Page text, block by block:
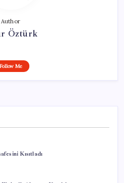
Author
Öztürk
Follow Me
Kısıtladı